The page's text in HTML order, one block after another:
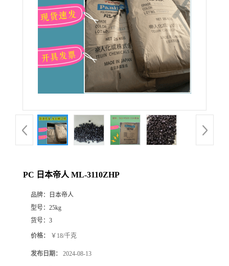
PC 日本帝人 ML-3110ZHP
品牌：
日本帝人
型号： 25kg
货号： 3
价格： ￥18/千克
发布日期： 2024-08-13